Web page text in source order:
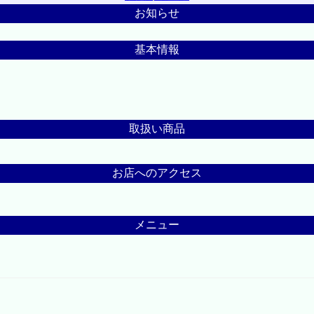
お知らせ
基本情報
取扱い商品
お店へのアクセス
メニュー